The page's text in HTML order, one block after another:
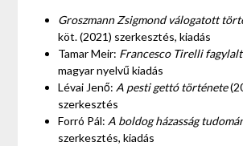
Groszmann Zsigmond válogatott
köt. (2021) szerkesztés, kiadás
Tamar Meir: Francesco Tirelli
magyar nyelvű kiadás
Lévai Jenő:A pesti gettó története
szerkesztés
Forró Pál:A boldog házasság
szerkesztés, kiadás